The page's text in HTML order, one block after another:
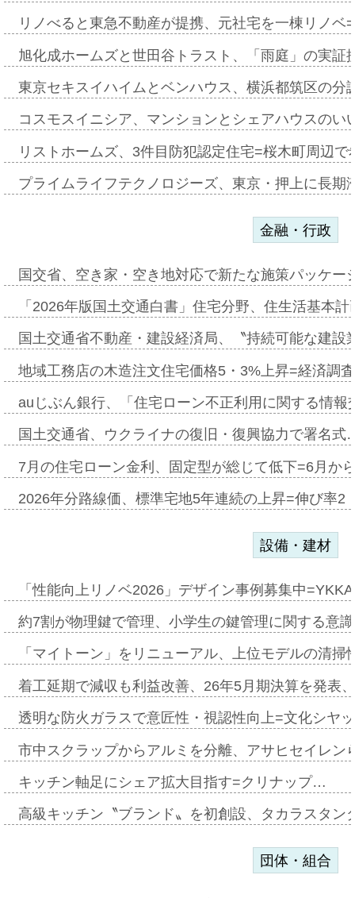
リノべると東急不動産が提携、元社宅を一棟リノ
旭化成ホームズと世田谷トラスト、「雨庭」の実
東京セキスイハイムとベンハウス、横浜都筑区の
コスモスイニシア、マンションとシェアハウスの
リストホームズ、3件目防犯認定住宅=桜木町周辺
プライムライフテクノロジーズ、東京・押上に長
金融・行政
国交省、空き家・空き地対応で新たな施策パッケ
「2026年版国土交通白書」住宅分野、住生活基本
国土交通省不動産・建設経済局、〝持続可能な建
地域工務店の木造注文住宅価格5・3%上昇=経済調
auじぶん銀行、「住宅ローン不正利用に関する情
国土交通省、ウクライナの復旧・復興協力で署名
7月の住宅ローン金利、固定型が総じて低下=6月か
2026年分路線価、標準宅地5年連続の上昇=伸び率
設備・建材
「性能向上リノベ2026」デザイン事例募集中
約7割が物理鍵で管理、小学生の鍵管理に関する意
「マイトーン」をリニューアル、上位モデルの清
着工延期で減収も利益改善、26年5月期決算を発表
透明な防火ガラスで意匠性・視認性向上=文化シヤ
市中スクラップからアルミを分離、アサヒセイレ
キッチン軸足にシェア拡大目指す=クリナップ…
高級キッチン〝ブランド〟を初創設、タカラスタ
団体・組合